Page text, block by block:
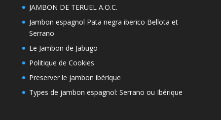
JAMBON DE TERUEL A.O.C.
Jambon espagnol Pata negra iberico Bellota et
Serrano
Le Jambon de Jabugo
Politique de Cookies
Preserver le jambon ibérique
Types de jambon espagnol: Serrano ou Ibérique